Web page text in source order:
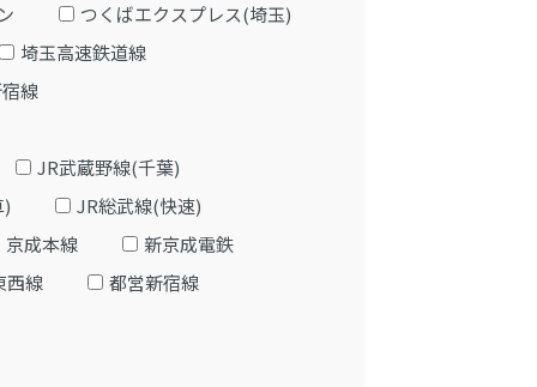
つくばエクスプレス(埼玉)
埼玉高速鉄道線
線
JR武蔵野線(千葉)
JR総武線(快速)
京成本線
新京成電鉄
西線
都営新宿線